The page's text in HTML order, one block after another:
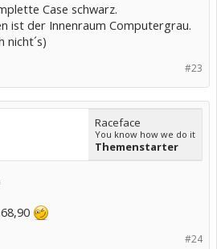
Case schwarz.
ist der Innenraum Computergrau.
nicht´s)
#23
Raceface
You know how we do it
Themenstarter
#24